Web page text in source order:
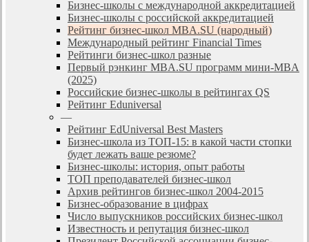
Бизнес-школы с международной аккредитацией
Бизнес-школы с российской аккредитацией
Рейтинг бизнес-школ MBA.SU (народный)
Международный рейтинг Financial Times
Рейтинги бизнес-школ разные
Первый рэнкинг MBA.SU программ мини-MBA
(2025)
Российские бизнес-школы в рейтингах QS
Рейтинг Eduniversal
—
Рейтинг EdUniversal Best Masters
Бизнес-школа из ТОП-15: в какой части стопки
будет лежать ваше резюме?
Бизнес-школы: история, опыт работы
ТОП преподавателей бизнес-школ
Архив рейтингов бизнес-школ 2004-2015
Бизнес-образование в цифрах
Число выпускников российских бизнес-школ
Известность и репутация бизнес-школ